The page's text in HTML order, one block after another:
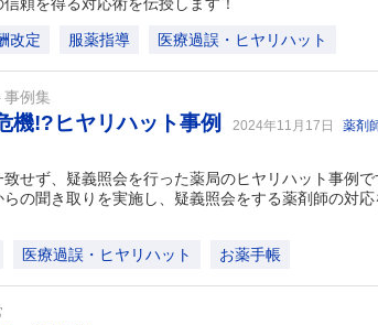
改定 服薬指導 医療過誤・ヒヤリハット
例集
機!?ヒヤリハット事例 2024年11月17日
薬剤
せず、疑義照会を行った薬局のヒヤリハット事例で
の聞き取りを実施し、疑義照会をする薬剤師の対応
医療過誤・ヒヤリハット お薬手帳